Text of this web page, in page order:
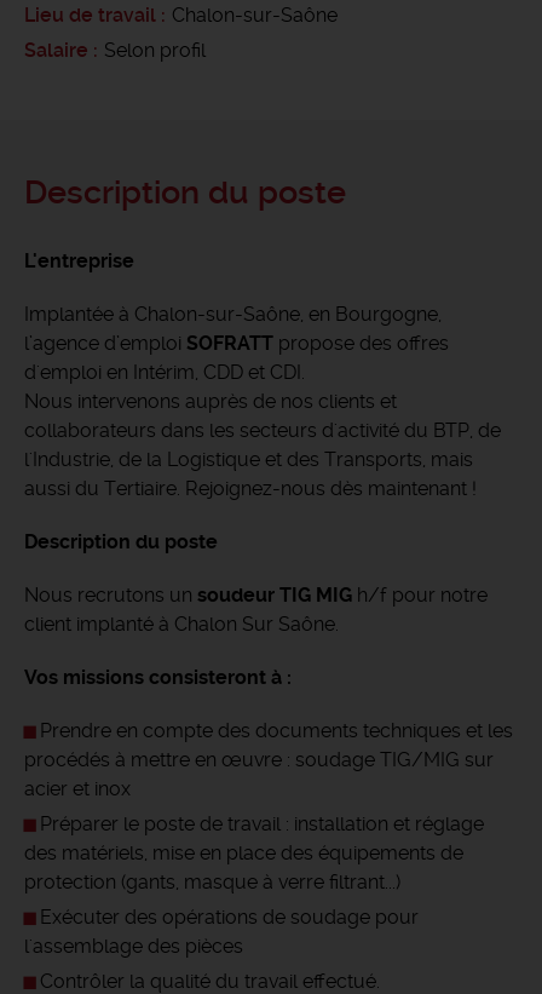
Lieu de travail
Chalon-sur-Saône
Salaire
Selon profil
Description du poste
L'entreprise
Implantée à Chalon-sur-Saône, en Bourgogne,
l’agence d’emploi SOFRATT propose des offres
d'emploi en Intérim, CDD et CDI.
Nous intervenons auprès de nos clients et
collaborateurs dans les secteurs d'activité du BTP, de
l'Industrie, de la Logistique et des Transports, mais
aussi du Tertiaire. Rejoignez-nous dès maintenant !
Description du poste
Nous recrutons un soudeur TIG MIG h/f pour notre
client implanté à Chalon Sur Saône.
Vos missions consisteront à :
Prendre en compte des documents techniques et les
procédés à mettre en œuvre : soudage TIG/MIG sur
acier et inox
Préparer le poste de travail : installation et réglage
des matériels, mise en place des équipements de
protection (gants, masque à verre filtrant...)
Exécuter des opérations de soudage pour
l'assemblage des pièces
Contrôler la qualité du travail effectué.